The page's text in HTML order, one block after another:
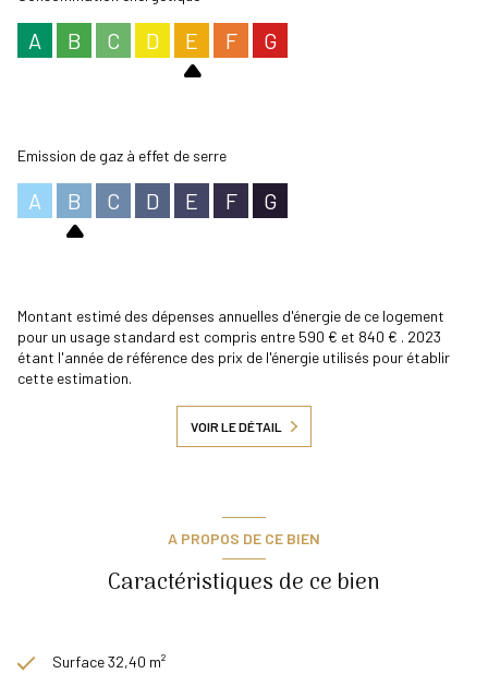
A B C D E F G
Emission de gaz à effet de serre
A B C D E F G
Montant estimé des dépenses annuelles d'énergie de ce logement
pour un usage standard est compris entre 590 € et 840 € . 2023
étant l'année de référence des prix de l'énergie utilisés pour établir
cette estimation.
VOIR LE DÉTAIL
A PROPOS DE CE BIEN
Caractéristiques de ce bien
Surface 32,40 m²